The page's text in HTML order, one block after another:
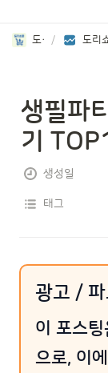
도리쇼핑 /
생필파
기
생성일
태그
광고 /
이 포스
으로, 이